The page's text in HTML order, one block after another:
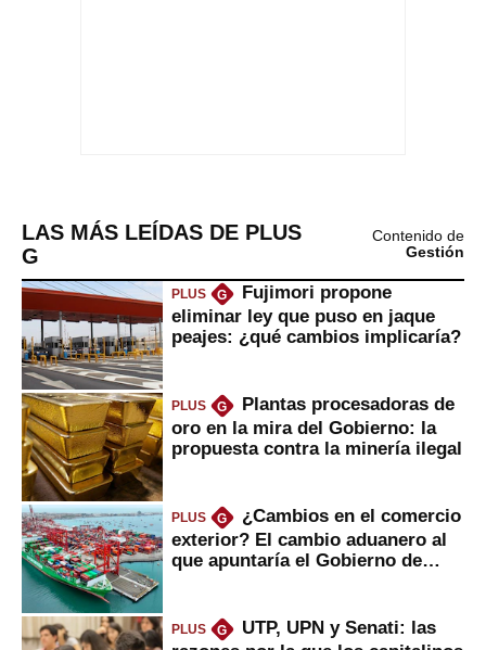
LAS MÁS LEÍDAS DE PLUS
G
Contenido de
Gestión
PLUS G
Fujimori propone
eliminar ley que puso en jaque
peajes: ¿qué cambios implicaría?
PLUS G
Plantas procesadoras de
oro en la mira del Gobierno: la
propuesta contra la minería ilegal
PLUS G
¿Cambios en el comercio
exterior? El cambio aduanero al
que apuntaría el Gobierno de
PLUS G
UTP, UPN y Senati: las